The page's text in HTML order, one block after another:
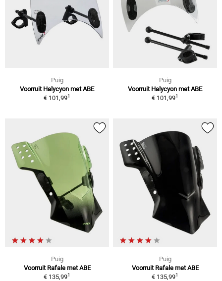
Puig
Voorruit Halycyon met ABE
€ 101,991
Puig
Voorruit Halycyon met ABE
€ 101,991
Puig
Voorruit Rafale met ABE
€ 135,991
Puig
Voorruit Rafale met ABE
€ 135,991